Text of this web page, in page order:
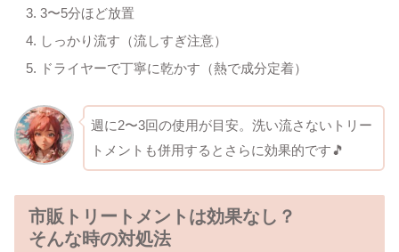
3〜5分ほど放置
しっかり流す（流しすぎ注意）
ドライヤーで丁寧に乾かす（熱で成分定着）
週に2〜3回の使用が目安。洗い流さないトリー
トメントも併用するとさらに効果的です🎵
市販トリートメントは効果なし？
そんな時の対処法